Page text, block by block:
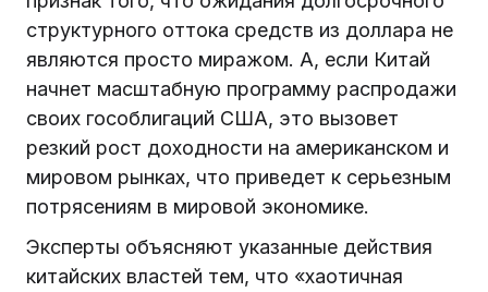
структурного оттока средств из доллара не
являются просто миражом. А, если Китай
начнет масштабную программу распродажи
своих гособлигаций США, это вызовет
резкий рост доходности на американском и
мировом рынках, что приведет к серьезным
потрясениям в мировой экономике.
Эксперты объясняют указанные действия
китайских властей тем, что «хаотичная